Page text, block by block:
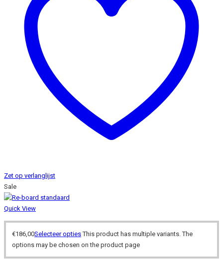
Zet op verlanglijst
Sale
Quick View
€186,00Selecteer opties This product has multiple variants. The
options may be chosen on the product page